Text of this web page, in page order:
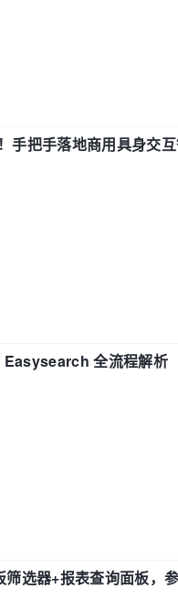
手把手落地商用具身交
Easysearch 全流程解析
选器+报表查询面板，